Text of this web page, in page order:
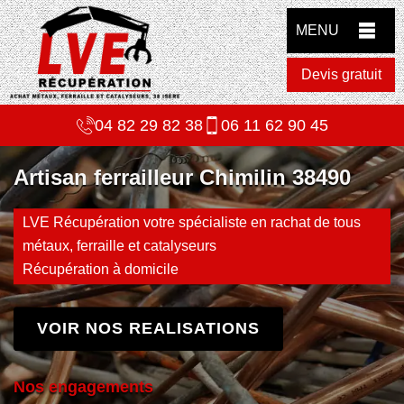
MENU
Devis gratuit
04 82 29 82 38 06 11 62 90 45
Artisan ferrailleur Chimilin 38490
LVE Récupération votre spécialiste en rachat de tous
métaux, ferraille et catalyseurs
Récupération à domicile
VOIR NOS REALISATIONS
Nos engagements